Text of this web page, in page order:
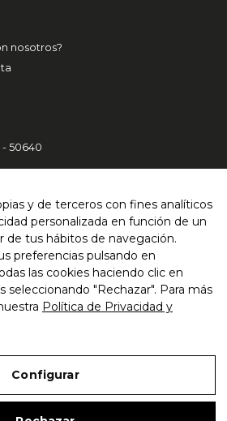
nosotros?
- 50640
C/ Ferralla, 41
93 635 76 50
y de terceros con fines analíticos
personalizada en función de un
de tus hábitos de navegación.
preferencias pulsando en
las cookies haciendo clic en
seleccionando "Rechazar". Para más
Política de Privacidad y
Configurar